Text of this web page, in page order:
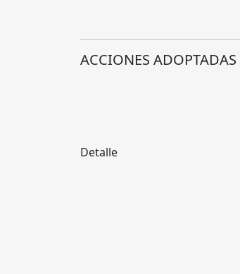
ACCIONES ADOPTADAS
Detalle